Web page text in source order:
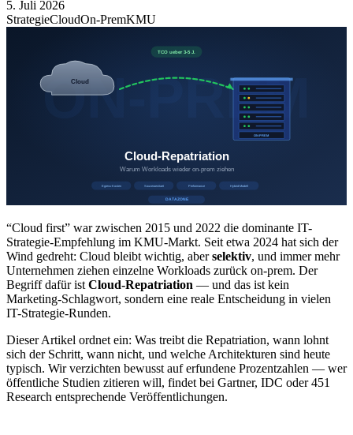
5. Juli 2026
StrategieCloudOn-PremKMU
“Cloud first” war zwischen 2015 und 2022 die dominante IT-
Strategie-Empfehlung im KMU-Markt. Seit etwa 2024 hat sich der
Wind gedreht: Cloud bleibt wichtig, aberselektiv, und immer mehr
Unternehmen ziehen einzelne Workloads zurück on-prem. Der
Begriff dafür istCloud-Repatriation — und das ist kein
Marketing-Schlagwort, sondern eine reale Entscheidung in vielen
IT-Strategie-Runden.
Dieser Artikel ordnet ein: Was treibt die Repatriation, wann lohnt
sich der Schritt, wann nicht, und welche Architekturen sind heute
typisch. Wir verzichten bewusst auf erfundene Prozentzahlen — wer
öffentliche Studien zitieren will, findet bei Gartner, IDC oder 451
Research entsprechende Veröffentlichungen.